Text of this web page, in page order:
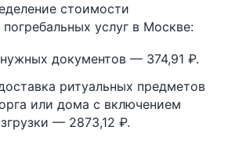
стоимости
услуг в Москве:
документов — 374,91 ₽.
ритуальных предметов
или дома с включением
— 2873,12 ₽.